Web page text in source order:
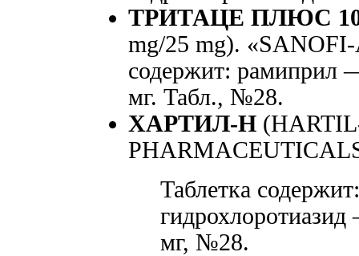
ТРИТАЦЕ ПЛЮС 10
mg/25 mg).
содержит: рамиприл
мг. Табл., №28.
ХАРТИЛ-Н
Таблетка
мг, №28.